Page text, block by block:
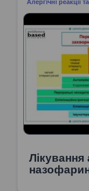
Алергічні реакції
Лікування